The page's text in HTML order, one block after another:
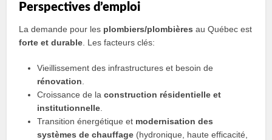
Perspectives d’emploi
La demande pour les plombiers/plombières au Québec est
forte et durable . Les facteurs clés:
Vieillissement des infrastructures et besoin de
rénovation
Croissance de laconstruction résidentielle et
institutionnelle
Transition énergétique et modernisation des
systèmes de chauffage (hydronique, haute efficacité,